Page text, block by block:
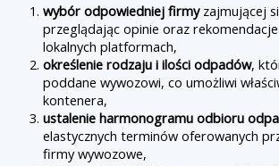
wybór odpowiedniej firmyzajmującej
przeglądając opinie oraz
lokalnych platformach,
określenie rodzaju i ilości odpadów,
poddane wywozowi, co umożliwi
kontenera,
ustalenie harmonogramu odbioru
elastycznych terminów oferowanych
firmy wywozowe,